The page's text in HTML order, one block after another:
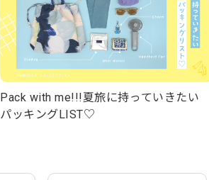
Pack with me!!!夏旅に持っていきたい
パッキングLIST♡